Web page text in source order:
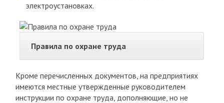
электроустановках.
Правила по охране труда
Кроме перечисленных документов, на предприятиях
имеются местные утвержденные руководителем
инструкции по охране труда, дополняющие, но не